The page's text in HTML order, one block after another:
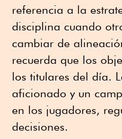
referencia a la
disciplina cuando
cambiar de
recuerda que los
los titulares del día.
aficionado y un
en los jugadores,
decisiones.